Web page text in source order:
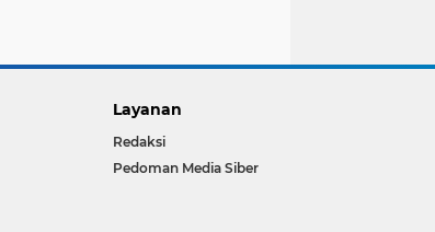
Layanan
Redaksi
Pedoman Media Siber